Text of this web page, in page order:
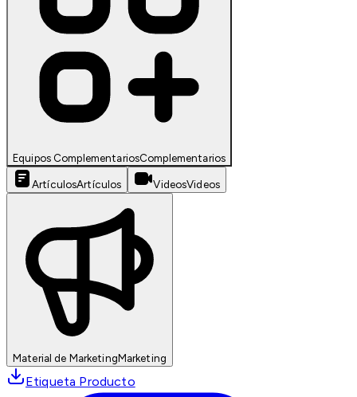
Equipos ComplementariosComplementarios
ArtículosArtículos VideosVideos
Material de MarketingMarketing
Etiqueta Producto